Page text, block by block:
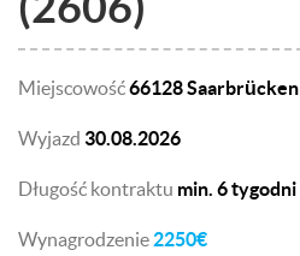
Miejscowość66128 Saarbrücken
Wyjazd 30.08.2026
Długość kontraktu min. 6 tygodni
Wynagrodzenie 2250€